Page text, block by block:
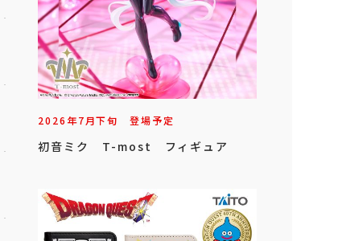
2026年7月下旬 登場予定
初音ミク T-most フィギュア